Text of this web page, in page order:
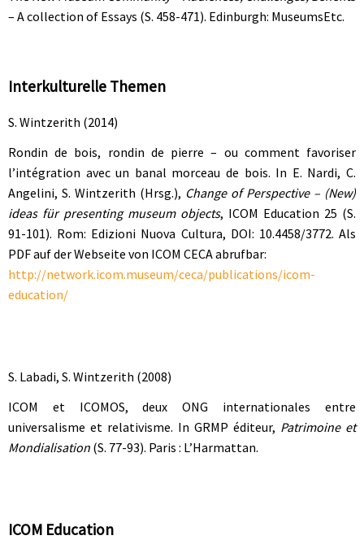
– A collection of Essays (S. 458-471). Edinburgh: MuseumsEtc.
Interkulturelle Themen
S. Wintzerith (2014)
Rondin de bois, rondin de pierre – ou comment favoriser
l’intégration avec un banal morceau de bois. In E. Nardi, C.
Angelini, S. Wintzerith (Hrsg.), Change of Perspective – (New)
ideas für presenting museum objects, ICOM Education 25 (S.
91-101). Rom: Edizioni Nuova Cultura, DOI: 10.4458/3772. Als
PDF auf der Webseite von ICOM CECA abrufbar:
http://network.icom.museum/ceca/publications/icom-
education/
S. Labadi, S. Wintzerith (2008)
ICOM et ICOMOS, deux ONG internationales entre
universalisme et relativisme. In GRMP éditeur, Patrimoine et
Mondialisation (S. 77-93). Paris : L’Harmattan.
ICOM Education